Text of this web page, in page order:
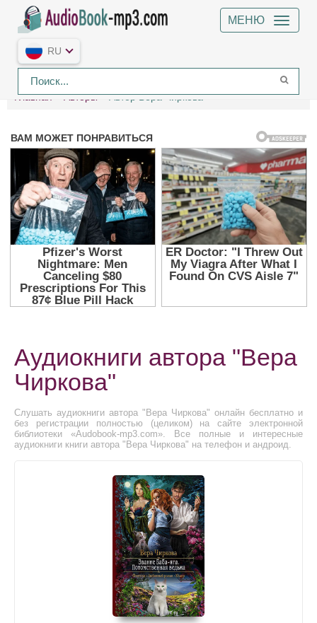
МЕНЮ
RU
Главная Авторы Автор Вера Чиркова
Аудиокниги автора "Вера
Чиркова"
Слушать аудиокниги автора "Вера Чиркова" онлайн бесплатно и
без регистрации полностью (целиком) на сайте электронной
библиотеки «Audobook-mp3.com». Все полные и интересные
аудиокниги книги автора "Вера Чиркова" на телефон и андроид.